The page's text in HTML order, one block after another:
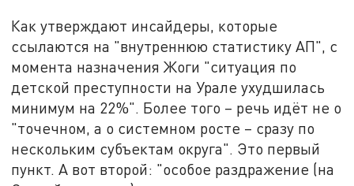
Как утверждают инсайдеры, которые
ссылаются на "внутреннюю статистику АП", с
момента назначения Жоги "ситуация по
детской преступности на Урале ухудшилась
минимум на 22%". Более того – речь идёт не о
"точечном, а о системном росте – сразу по
нескольким субъектам округа". Это первый
пункт. А вот второй: "особое раздражение (на